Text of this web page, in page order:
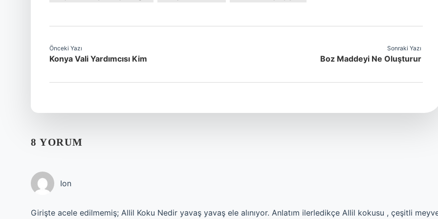
Önceki Yazı
Konya Vali Yardımcısı Kim
Sonraki Yazı
Boz Maddeyi Ne Oluşturur
8 YORUM
Ion
Girişte acele edilmemiş; Allil Koku Nedir yavaş yavaş ele alınıyor. Anlatım ilerledikçe Allil kokusu , çeşitli